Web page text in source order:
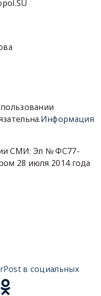
Информация
СМИ: Эл № ФС77-
28 июля 2014 года
в социальных